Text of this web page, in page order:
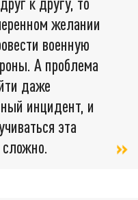
желании
военную
А проблема
даже
инцидент, и
эта
сложно.